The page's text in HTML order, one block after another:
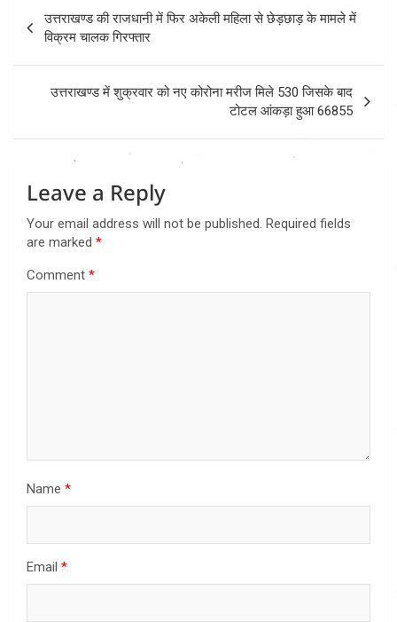
navigation
उत्तराखण्ड की राजधानी में फिर अकेली महिला से छेड़छाड़ के मामले में
विक्रम चालक गिरफ्तार
उत्तराखण्ड में शुक्रवार को नए कोरोना मरीज मिले 530 जिसके बाद
टोटल आंकड़ा हुआ 66855
Leave a Reply
Your email address will not be published. Required fields
are marked *
Comment *
Name *
Email *